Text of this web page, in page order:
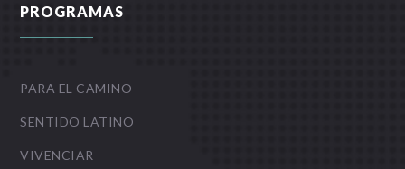
PROGRAMAS
PARA EL CAMINO
SENTIDO LATINO
VIVENCIAR